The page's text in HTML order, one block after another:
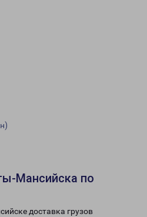
Мансийска по
доставка грузов